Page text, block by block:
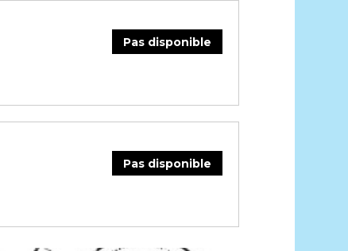
Pas disponible
Pas disponible